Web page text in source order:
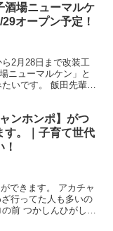
酒場ニューマルケ
オープン予定！
2月28日まで改装工
ニューマルケン」と
いです。 飯田先輩
ンホンポ】がつ
す。｜子育て世代
できます。 アカチャ
行ってた人も多いの
前 つかしんひがしま